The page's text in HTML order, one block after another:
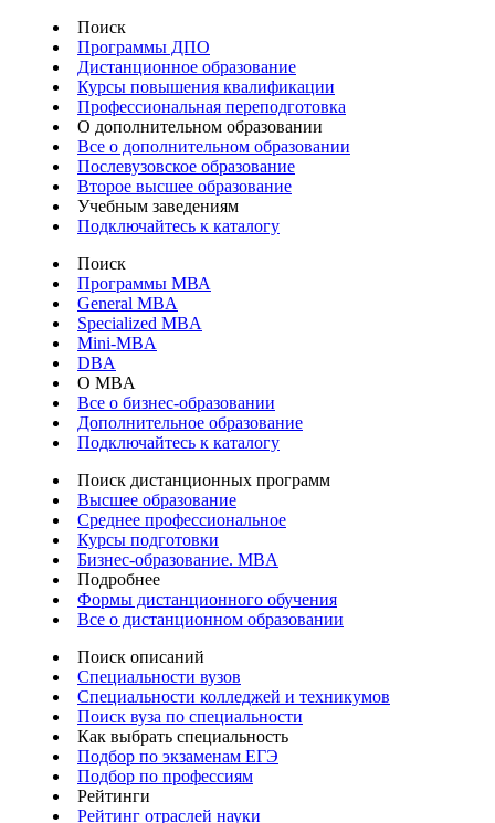
Поиск
Программы ДПО
Дистанционное образование
Курсы повышения квалификации
Профессиональная переподготовка
О дополнительном образовании
Все о дополнительном образовании
Послевузовское образование
Второе высшее образование
Учебным заведениям
Подключайтесь к каталогу
Поиск
Программы МВА
General MBA
Specialized MBA
Mini-MBA
DBA
О MBA
Все о бизнес-образовании
Дополнительное образование
Подключайтесь к каталогу
Поиск дистанционных программ
Высшее образование
Среднее профессиональное
Курсы подготовки
Бизнес-образование. MBA
Подробнее
Формы дистанционного обучения
Все о дистанционном образовании
Поиск описаний
Специальности вузов
Специальности колледжей и техникумов
Поиск вуза по специальности
Как выбрать специальность
Подбор по экзаменам ЕГЭ
Подбор по профессиям
Рейтинги
Рейтинг отраслей науки